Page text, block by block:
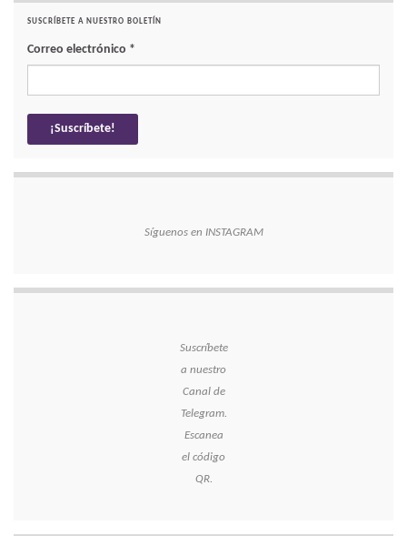
SUSCRÍBETE A NUESTRO BOLETÍN
Correo electrónico *
Síguenos en INSTAGRAM
Suscríbete
a nuestro
Canal de
Telegram.
Escanea
el código
QR.